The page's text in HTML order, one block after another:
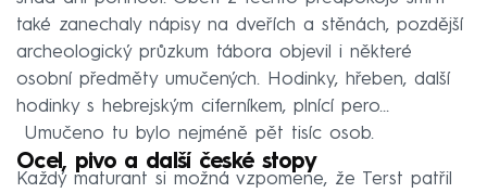
také zanechaly nápisy na dveřích a stěnách, pozdější
archeologický průzkum tábora objevil i některé
osobní předměty umučených. Hodinky, hřeben, další
hodinky s hebrejským ciferníkem, plnící pero…
Umučeno tu bylo nejméně pět tisíc osob.
Ocel, pivo a další české stopy
Každý maturant si možná vzpomene, že Terst patřil